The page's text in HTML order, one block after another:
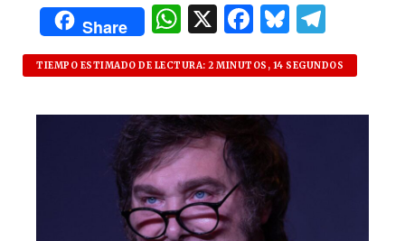
Share
W
h
at
s
A
p
p
X F
a
c
e
b
o
k
B
lu
es
k
el
e
g
TIEMPO ESTIMADO DE LECTURA: 2 MINUTOS, 14 SEGUNDOS